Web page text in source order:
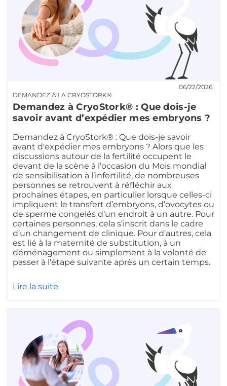
DEMANDEZ À LA CRYOSTORK®
06/22/2026
Demandez à CryoStork® : Que dois-je
savoir avant d’expédier mes embryons ?
Demandez à CryoStork® : Que dois-je savoir
avant d'expédier mes embryons ? Alors que les
discussions autour de la fertilité occupent le
devant de la scène à l’occasion du Mois mondial
de sensibilisation à l’infertilité, de nombreuses
personnes se retrouvent à réfléchir aux
prochaines étapes, en particulier lorsque celles-ci
impliquent le transfert d’embryons, d’ovocytes ou
de sperme congelés d’un endroit à un autre. Pour
certaines personnes, cela s’inscrit dans le cadre
d’un changement de clinique. Pour d’autres, cela
est lié à la maternité de substitution, à un
déménagement ou simplement à la volonté de
passer à l’étape suivante après un certain temps.
Lire la suite